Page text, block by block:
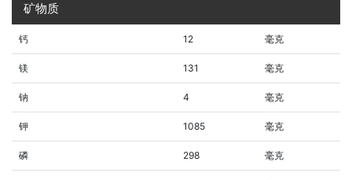
矿物质
钙 12 毫克
镁 131 毫克
钠 4 毫克
钾 1085 毫克
磷 298 毫克